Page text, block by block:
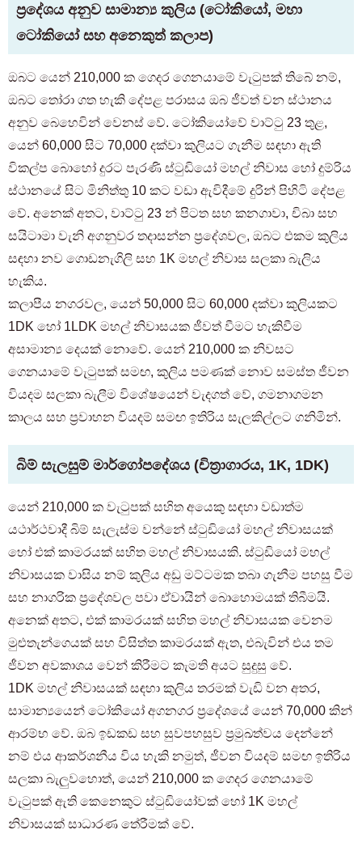
ප්‍රදේශය අනුව සාමාන්‍ය කුලිය (ටෝකියෝ, මහා
ටෝකියෝ සහ අනෙකුත් කලාප)
ඔබට යෙන් 210,000 ක ගෙදර ගෙනයාමේ වැටුපක් තිබේ නම්,
ඔබට තෝරා ගත හැකි දේපළ පරාසය ඔබ ජීවත් වන ස්ථානය
අනුව බෙහෙවින් වෙනස් වේ. ටෝකියෝවේ වාට්ටු 23 තුළ,
යෙන් 60,000 සිට 70,000 දක්වා කුලියට ගැනීම සඳහා ඇති
විකල්ප බොහෝ දුරට පැරණි ස්ටුඩියෝ මහල් නිවාස හෝ දුම්රිය
ස්ථානයේ සිට මිනිත්තු 10 කට වඩා ඇවිදීමේ දුරින් පිහිටි දේපළ
වේ. අනෙක් අතට, වාට්ටු 23 න් පිටත සහ කනගාවා, චිබා සහ
සයිටාමා වැනි අගනුවර තදාසන්න ප්‍රදේශවල, ඔබට එකම කුලිය
සඳහා නව ගොඩනැගිලි සහ 1K මහල් නිවාස සලකා බැලිය
හැකිය.
කලාපීය නගරවල, යෙන් 50,000 සිට 60,000 දක්වා කුලියකට
1DK හෝ 1LDK මහල් නිවාසයක ජීවත් වීමට හැකිවීම
අසාමාන්‍ය දෙයක් නොවේ. යෙන් 210,000 ක නිවසට
ගෙනයාමේ වැටුපක් සමඟ, කුලිය පමණක් නොව සමස්ත ජීවන
වියදම සලකා බැලීම විශේෂයෙන් වැදගත් වේ, ගමනාගමන
කාලය සහ ප්‍රවාහන වියදම් සමඟ ඉතිරිය සැලකිල්ලට ගනිමින්.
බිම් සැලසුම් මාර්ගෝපදේශය (චිත්‍රාගාරය, 1K, 1DK)
යෙන් 210,000 ක වැටුපක් සහිත අයෙකු සඳහා වඩාත්ම
යථාර්ථවාදී බිම් සැලැස්ම වන්නේ ස්ටුඩියෝ මහල් නිවාසයක්
හෝ එක් කාමරයක් සහිත මහල් නිවාසයකි. ස්ටුඩියෝ මහල්
නිවාසයක වාසිය නම් කුලිය අඩු මට්ටමක තබා ගැනීම පහසු වීම
සහ නාගරික ප්‍රදේශවල පවා ඒවායින් බොහොමයක් තිබීමයි.
අනෙක් අතට, එක් කාමරයක් සහිත මහල් නිවාසයක වෙනම
මුළුතැන්ගෙයක් සහ විසිත්ත කාමරයක් ඇත, එබැවින් එය තම
ජීවන අවකාශය වෙන් කිරීමට කැමති අයට සුදුසු වේ.
1DK මහල් නිවාසයක් සඳහා කුලිය තරමක් වැඩි වන අතර,
සාමාන්‍යයෙන් ටෝකියෝ අගනගර ප්‍රදේශයේ යෙන් 70,000 කින්
ආරම්භ වේ. ඔබ ඉඩකඩ සහ සුවපහසුව ප්‍රමුඛත්වය දෙන්නේ
නම් එය ආකර්ශනීය විය හැකි නමුත්, ජීවන වියදම් සමඟ ඉතිරිය
සලකා බැලුවහොත්, යෙන් 210,000 ක ගෙදර ගෙනයාමේ
වැටුපක් ඇති කෙනෙකුට ස්ටුඩියෝවක් හෝ 1K මහල්
නිවාසයක් සාධාරණ තේරීමක් වේ.